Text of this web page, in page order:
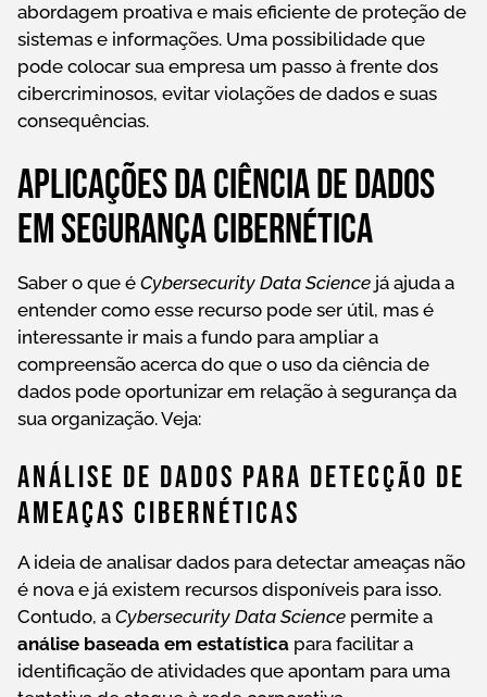
abordagem proativa e mais eficiente de proteção de
sistemas e informações. Uma possibilidade que
pode colocar sua empresa um passo à frente dos
cibercriminosos, evitar violações de dados e suas
consequências.
Aplicações da ciência de dados
em segurança cibernética
Saber o que é Cybersecurity Data Science já ajuda a
entender como esse recurso pode ser útil, mas é
interessante ir mais a fundo para ampliar a
compreensão acerca do que o uso da ciência de
dados pode oportunizar em relação à segurança da
sua organização. Veja:
Análise De Dados Para Detecção De
Ameaças Cibernéticas
A ideia de analisar dados para detectar ameaças não
é nova e já existem recursos disponíveis para isso.
Contudo, a Cybersecurity Data Science permite a
análise baseada em estatística para facilitar a
identificação de atividades que apontam para uma